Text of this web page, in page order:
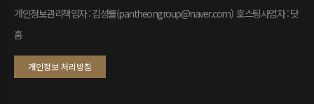
개인정보관리책임자 : 김성률(pantheongroup@naver.com) 호스팅사업자 : 닷
홈
개인정보 처리방침